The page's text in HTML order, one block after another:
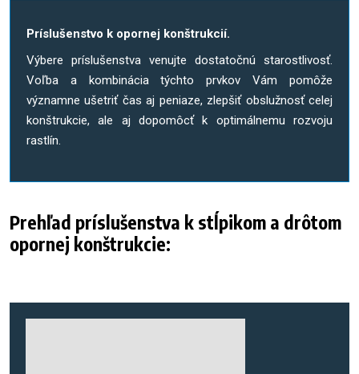
Príslušenstvo k opornej konštrukcií.
Výbere príslušenstva venujte dostatočnú starostlivosť.
Voľba a kombinácia týchto prvkov Vám pomôže
významne ušetriť čas aj peniaze, zlepšiť obslužnosť celej
konštrukcie, ale aj dopomôcť k optimálnemu rozvoju
rastlín.
Prehľad príslušenstva k stĺpikom a drôtom
opornej konštrukcie: